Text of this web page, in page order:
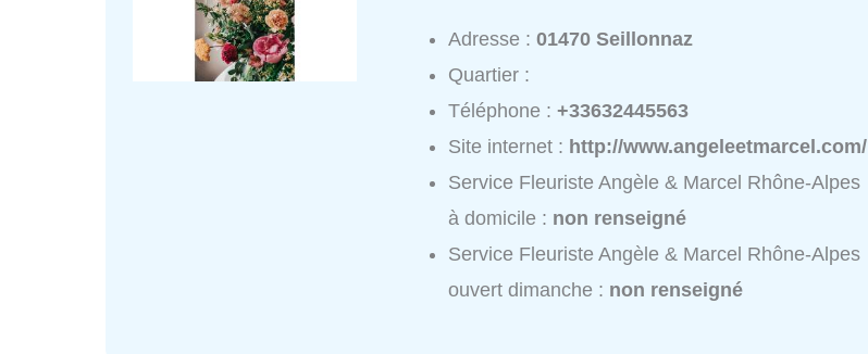
Adresse :01470 Seillonnaz
Quartier :
Téléphone :+33632445563
Site internet : http://www.angeleetmarcel.com/
Service Fleuriste Angèle & Marcel Rhône-Alpes
à domicile : non renseigné
Service Fleuriste Angèle & Marcel Rhône-Alpes
ouvert dimanche : non renseigné